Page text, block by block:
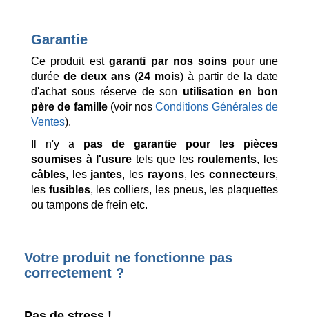
Garantie
Ce produit estgaranti par nos soins pour une
durée de deux ans (24 mois) à partir de la date
d'achat sous réserve de son utilisation en bon
père de famille(voir nosConditions Générales de
Ventes).
Il n'y a pas de garantie pour les pièces
soumises à l'usure tels que les roulements, les
câbles, les jantes, les rayons, lesconnecteurs,
les fusibles, les colliers, les pneus, les plaquettes
ou tampons de frein etc.
Votre produit ne fonctionne pas
correctement ?